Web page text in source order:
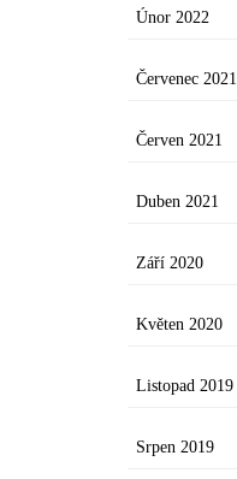
Únor 2022
Červenec 2021
Červen 2021
Duben 2021
Září 2020
Květen 2020
Listopad 2019
Srpen 2019